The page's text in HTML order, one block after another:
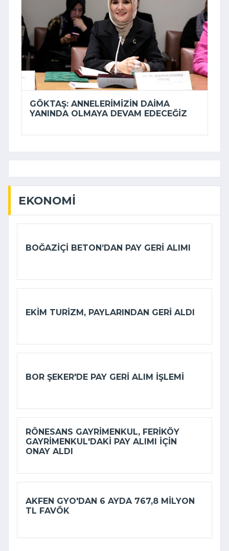
GÖKTAŞ: ANNELERIMIZIN DAIMA
YANINDA OLMAYA DEVAM EDECEĞIZ
EKONOMI
BOĞAZIÇI BETON’DAN PAY GERI ALIMI
EKIM TURIZM, PAYLARINDAN GERI ALDI
BOR ŞEKER'DE PAY GERI ALIM IŞLEMI
RÖNESANS GAYRIMENKUL, FERIKÖY
GAYRIMENKUL'DAKI PAY ALIMI IÇIN
ONAY ALDI
AKFEN GYO'DAN 6 AYDA 767,8 MILYON
TL FAVÖK